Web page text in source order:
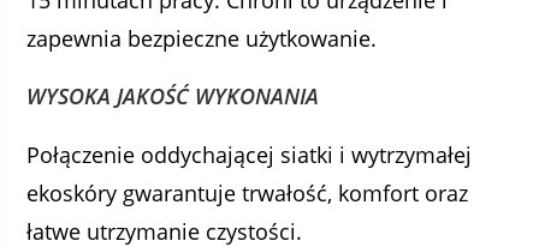
zapewnia bezpieczne użytkowanie.
WYSOKA JAKOŚĆ WYKONANIA
Połączenie oddychającej siatki i wytrzymałej
ekoskóry gwarantuje trwałość, komfort oraz
łatwe utrzymanie czystości.